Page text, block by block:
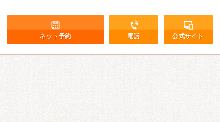
ネット予約 電話 公式サイト